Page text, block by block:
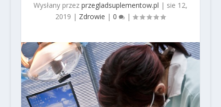
Wysłany przez przegladsuplementow.pl | sie 12,
2019 | Zdrowie |0 |